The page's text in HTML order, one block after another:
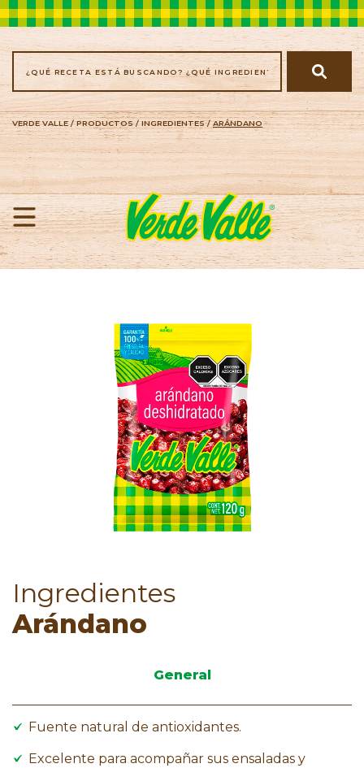
VERDE VALLE/ PRODUCTOS/INGREDIENTES/ARÁNDANO
Ingredientes
Arándano
General
Fuente natural de antioxidantes.
Excelente para acompañar sus ensaladas y